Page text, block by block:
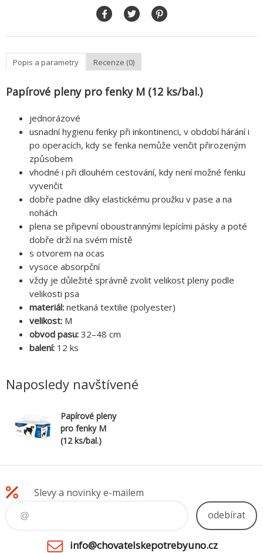
Popis a parametry Recenze (0)
Papírové pleny pro fenky M (12 ks/bal.)
jednorázové
usnadní hygienu fenky při inkontinenci, v období hárání i
po operacích, kdy se fenka nemůže venčit přirozeným
způsobem
vhodné i při dlouhém cestování, kdy není možné fenku
vyvenčit
dobře padne díky elastickému proužku v pase a na
nohách
plena se připevní oboustrannými lepícími pásky a poté
dobře drží na svém místě
s otvorem na ocas
vysoce absorpční
vždy je důležité správně zvolit velikost pleny podle
velikosti psa
materiál: netkaná textilie (polyester)
velikost: M
obvod pasu: 32–48 cm
balení: 12 ks
Naposledy navštívené
Papírové pleny
pro fenky M
(12 ks/bal.)
Slevy a novinky e-mailem
odebírat
info@chovatelskepotrebyuno.cz